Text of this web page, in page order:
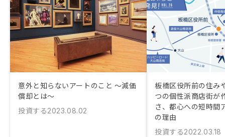
意外と知らないアートのこと 〜減価
償却とは〜
投資する2023.08.02
板橋区役所前の住み
つの個性派商店街が
さ、都心への短時間
の理由
投資する2022.03.18